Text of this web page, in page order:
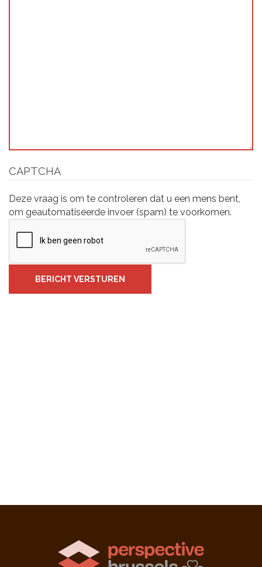
CAPTCHA
Deze vraag is om te controleren dat u een mens bent,
om geautomatiseerde invoer (spam) te voorkomen.